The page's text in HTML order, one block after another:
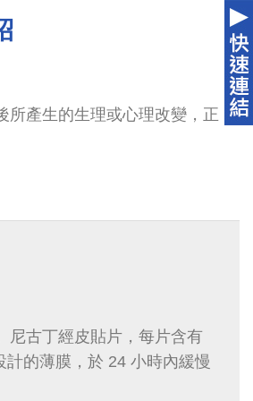
所產生的生理或心理改變，正
尼古丁經皮貼片，每片含有
的薄膜，於 24 小時內緩慢